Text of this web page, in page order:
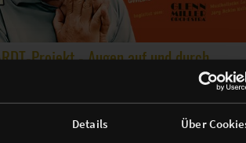
Details Über
Projekt - Augen auf und durch